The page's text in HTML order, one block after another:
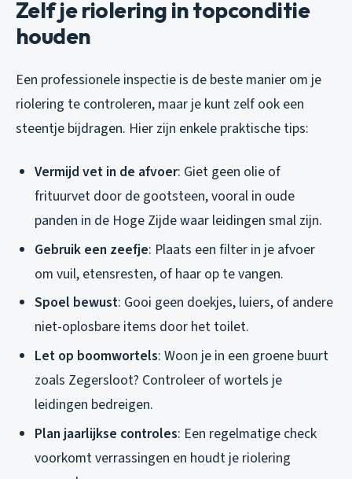
Zelf je riolering in topconditie
houden
Een professionele inspectie is de beste manier om je
riolering te controleren, maar je kunt zelf ook een
steentje bijdragen. Hier zijn enkele praktische tips:
Vermijd vet in de afvoer: Giet geen olie of
frituurvet door de gootsteen, vooral in oude
panden in de Hoge Zijde waar leidingen smal zijn.
Gebruik een zeefje: Plaats een filter in je afvoer
om vuil, etensresten, of haar op te vangen.
Spoel bewust: Gooi geen doekjes, luiers, of andere
niet-oplosbare items door het toilet.
Let op boomwortels: Woon je in een groene buurt
zoals Zegersloot? Controleer of wortels je
leidingen bedreigen.
Plan jaarlijkse controles: Een regelmatige check
voorkomt verrassingen en houdt je riolering